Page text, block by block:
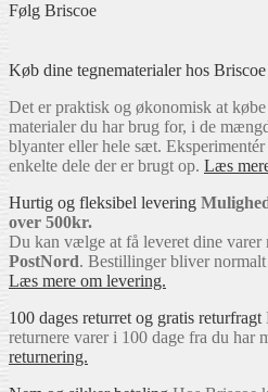
Følg Briscoe
Køb dine tegnematerialer hos Briscoe
Det er praktisk og økonomisk at
materialer du har brug for, i de
blyanter eller hele sæt.
enkelte dele der er brugt op. Læs
Hurtig og fleksibel levering
over 500kr.
Du kan vælge at få leveret dine varer
PostNord. Bestillinger bliver
Læs mere om levering.
100 dages returret og gratis returfragt
returnere varer i 100 dage fra du har
returnering.